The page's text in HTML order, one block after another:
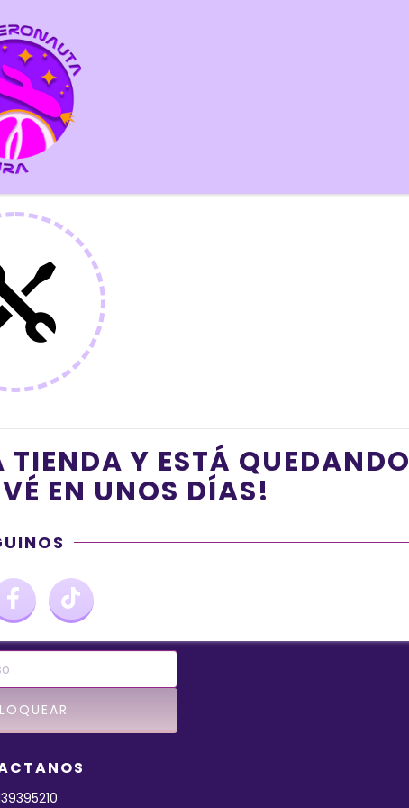
Y ESTÁ QUEDANDO
EN UNOS DÍAS!